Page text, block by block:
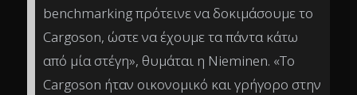
benchmarking πρότεινε να δοκιμάσουμε το
Cargoson, ώστε να έχουμε τα πάντα κάτω
από μία στέγη», θυμάται η Nieminen. «Το
Cargoson ήταν οικονομικό και γρήγορο στην